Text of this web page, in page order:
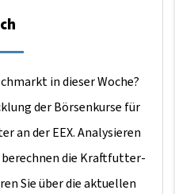
in dieser Woche?
der Börsenkurse für
an der EEX. Analysieren
berechnen die Kraftfutter-
Sie über die aktuellen